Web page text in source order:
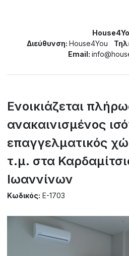
Διεύθυνση: House4You
Email:
Ενοικιάζεται
ανακαινισμένος
επαγγελματικός
τ.μ. στα
Ιωαννίνων
Κωδικός: E-1703